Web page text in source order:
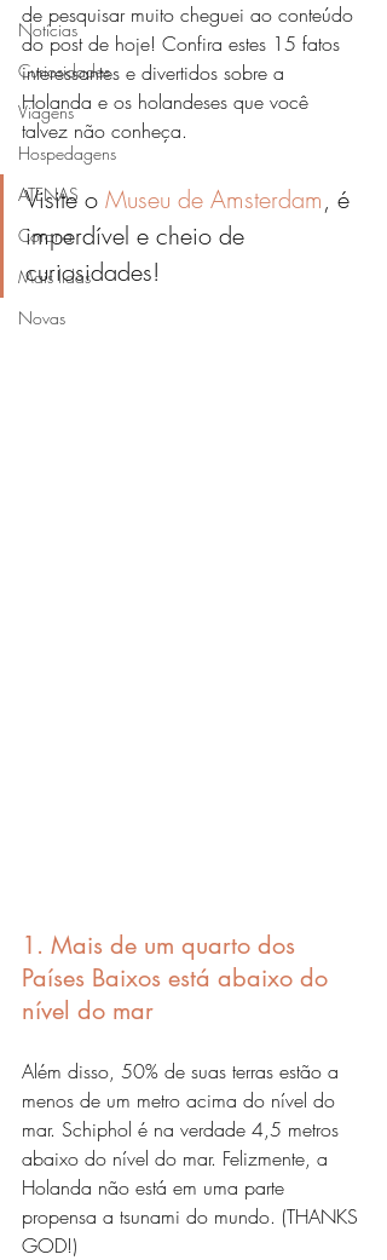
Notícias
Curiosidades
Viagens
Hospedagens
ATENAS
Corona
Mais lidas
Novas
de pesquisar muito cheguei ao conteúdo
do post de hoje! Confira estes 15 fatos
interessantes e divertidos sobre a
Holanda e os holandeses que você
talvez não conheça.
Visite o Museu de Amsterdam, é
imperdível e cheio de
curiosidades!
1. Mais de um quarto dos
Países Baixos está abaixo do
nível do mar
Além disso, 50% de suas terras estão a
menos de um metro acima do nível do
mar. Schiphol é na verdade 4,5 metros
abaixo do nível do mar. Felizmente, a
Holanda não está em uma parte
propensa a tsunami do mundo. (THANKS
GOD!)